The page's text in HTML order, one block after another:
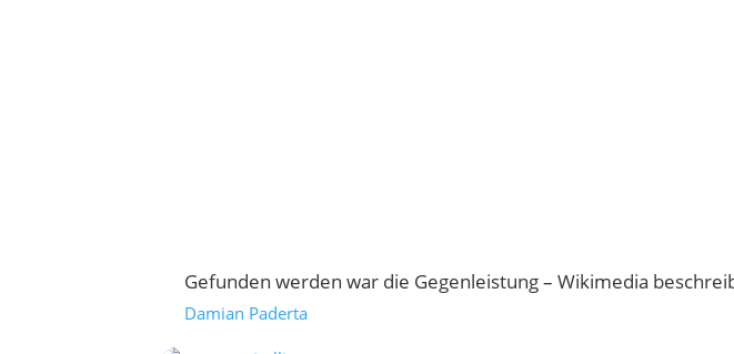
Gefunden werden war die Gegenleistung – Wikimedia
Damian Paderta